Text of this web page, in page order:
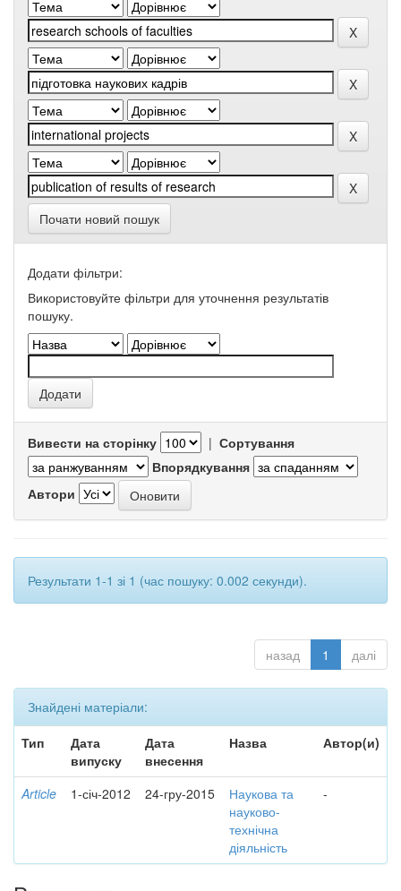
Почати новий пошук
Додати фільтри:
Використовуйте фільтри для уточнення результатів
пошуку.
Вивести на сторінку | Сортування
Впорядкування
Автори
Результати 1-1 зі 1 (час пошуку: 0.002 секунди).
назад 1 далі
Знайдені матеріали:
Тип
Дата
випуску
Дата
внесення
Назва Автор(и)
Article 1-січ-2012 24-гру-2015
Наукова та
науково-
технічна
діяльність
-